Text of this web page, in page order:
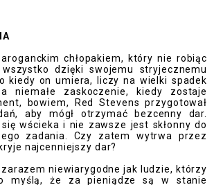
A
chłopakiem, który nie robiąc
dzięki swojemu stryjecznemu
kiedy on umiera, liczy na wielki spadek
niemałe zaskoczenie, kiedy zostaje
bowiem, Red Stevens przygotował
aby mógł otrzymać bezcenny dar.
wścieka i nie zawsze jest skłonny do
zadania. Czy zatem wytrwa przez
najcenniejszy dar?
niewiarygodne jak ludzie, którzy
myślą, że za pieniądze są w stanie